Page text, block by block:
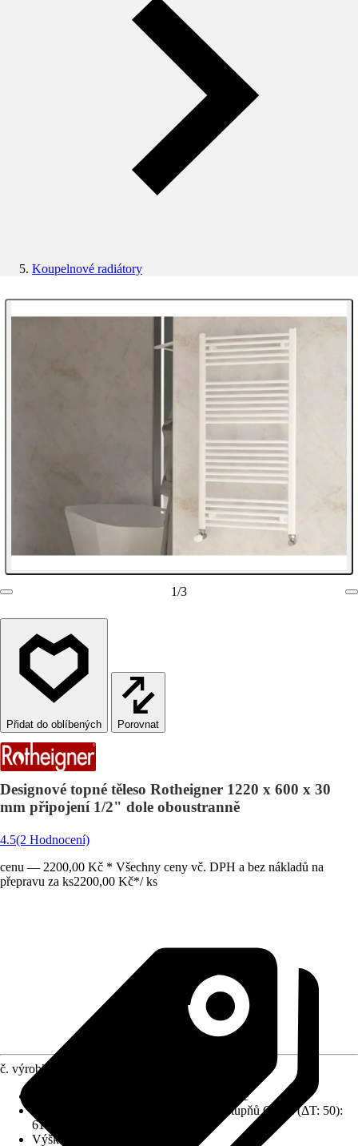
Koupelnové radiátory
1/3
Porovnat
Designové topné těleso Rotheigner 1220 x 600 x 30
mm připojení 1/2" dole oboustranně
4.5(2 Hodnocení)
cenu — 2200,00 Kč * Všechny ceny vč. DPH a bez nákladů na
přepravu za ks2200,00 Kč*/ ks
č. výrobku
Dole oboustranně
Tepelný výkon při přívodní teplotě 75 stupňů Celsia (ΔT: 50):
611 W
Výška